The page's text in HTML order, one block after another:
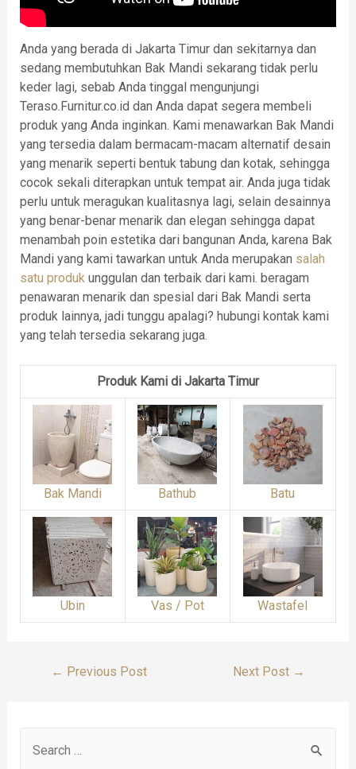
Anda yang berada di Jakarta Timur dan sekitarnya dan
sedang membutuhkan Bak Mandi sekarang tidak perlu
keder lagi, sebab Anda tinggal mengunjungi
Teraso.Furnitur.co.id dan Anda dapat segera membeli
produk yang Anda inginkan. Kami menawarkan Bak Mandi
yang tersedia dalam bermacam-macam alternatif desain
yang menarik seperti bentuk tabung dan kotak, sehingga
cocok sekali diterapkan untuk tempat air. Anda juga tidak
perlu untuk meragukan kualitasnya lagi, selain desainnya
yang benar-benar menarik dan elegan sehingga dapat
menambah poin estetika dari bangunan Anda, karena Bak
Mandi yang kami tawarkan untuk Anda merupakan salah
satu produk unggulan dan terbaik dari kami. beragam
penawaran menarik dan spesial dari Bak Mandi serta
produk lainnya, jadi tunggu apalagi? hubungi kontak kami
yang telah tersedia sekarang juga.
Produk Kami di Jakarta Timur
Bak Mandi Bathub Batu
Ubin Vas / Pot Wastafel
Post
← Previous Post Next Post →